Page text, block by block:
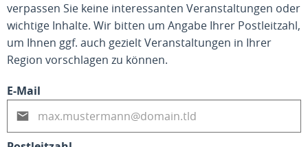
verpassen Sie keine interessanten Veranstaltungen oder
wichtige Inhalte. Wir bitten um Angabe Ihrer Postleitzahl,
um Ihnen ggf. auch gezielt Veranstaltungen in Ihrer
Region vorschlagen zu können.
E-Mail